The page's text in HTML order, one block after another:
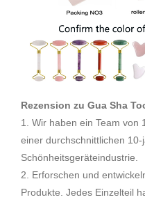
Rezension zu Gua Sha
1. Wir haben ein Team von
einer durchschnittlichen
Schönheitsgeräteindustrie.
2. Erforschen und
Produkte. Jedes Einzelteil